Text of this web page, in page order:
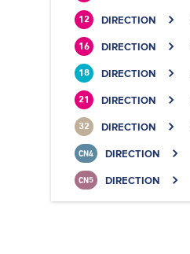
12 DIRECTION
16 DIRECTION
18 DIRECTION
21 DIRECTION
32 DIRECTION
CN4 DIRECTION
CN5 DIRECTION